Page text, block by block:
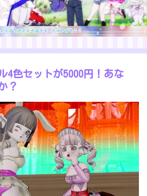
4色セットが5000円！あな
？